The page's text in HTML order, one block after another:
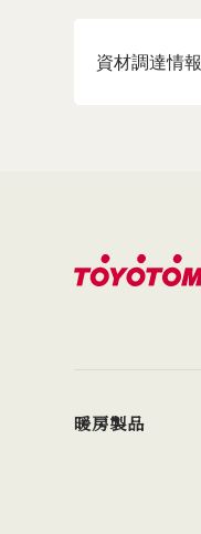
資材調達情報
暖房製品